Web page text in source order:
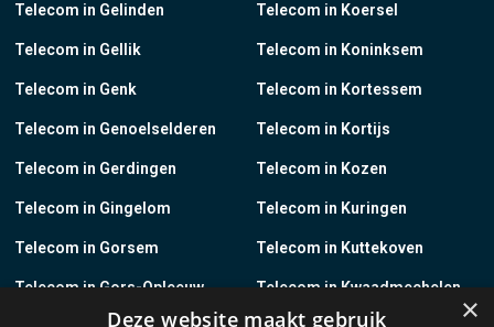
Telecom in Gelinden
Telecom in Gellik
Telecom in Genk
Telecom in Genoelselderen
Telecom in Gerdingen
Telecom in Gingelom
Telecom in Gorsem
Telecom in Gors-Opleeuw
Telecom in Koersel
Telecom in Koninksem
Telecom in Kortessem
Telecom in Kortijs
Telecom in Kozen
Telecom in Kuringen
Telecom in Kuttekoven
Telecom in Kwaadmechelen
×
Deze website maakt gebruik